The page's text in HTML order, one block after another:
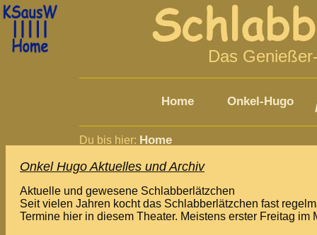
LOG:2026-08-09-03:35:08 Schlabber 216.73.217.18 archiv.htm
Das
Home Onkel-Hugo
Du bis hier: Home
Onkel Hugo Aktuelles und Archiv
Aktuelle und gewesene Schlabberlätzchen
Seit vielen Jahren kocht das Schlabberlätzchen fast
Termine hier in diesem Theater. Meistens erster Freitag im